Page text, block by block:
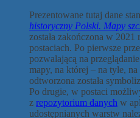
Prezentowane tutaj dane
historyczny Polski. Mapy
została zakończona w
postaciach. Po pierwsze
pozwalającą na
mapy, na której – na tyle,
odtworzona została
Po drugie, w postaci
z repozytorium danych w
udostępnianych warstw